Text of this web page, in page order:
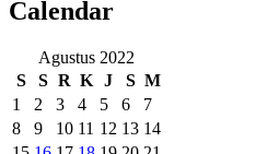
Calendar
Agustus 2022
S
S R K J S M
1
2 3 4 5 6
7
8
9 10 11 12 13 14